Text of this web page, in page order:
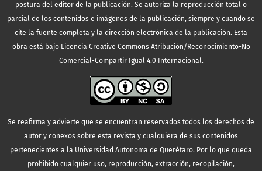
postura del editor de la publicación. Se autoriza la reproducción total o
parcial de los contenidos e imágenes de la publicación, siempre y cuando se
cite la fuente completa y la dirección electrónica de la publicación. Esta
obra está bajo Licencia Creative Commons Atribución/Reconocimiento-No
Comercial-Compartir Igual 4.0 Internacional.
Se reafirma y advierte que se encuentran reservados todos los derechos de
autor y conexos sobre esta revista y cualquiera de sus contenidos
pertenecientes a la Universidad Autonoma de Querétaro. Por lo que queda
prohibido cualquier uso, reproducción, extracción, recopilación,